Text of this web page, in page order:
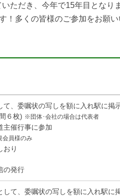
ただき、今年で15年目となり
！多くの皆様のご参加をお願い
て、委嘱状の写しを額に入れ駅に掲
６枚) ※団体･会社の場合は代表者
主催行事に参加
員様のみ
おり
の発行
して、委嘱状の写しを額に入れ駅に